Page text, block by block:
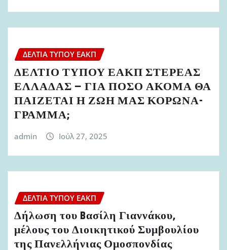
ΔΕΛΤΊΑ ΤΎΠΟΥ ΕΑΚΠ
ΔΕΛΤΙΟ ΤΥΠΟΥ ΕΑΚΠ ΣΤΕΡΕΑΣ
ΕΛΛΑΔΑΣ – ΓΙΑ ΠΟΣΟ ΑΚΟΜΑ ΘΑ
ΠΑΙΖΕΤΑΙ Η ΖΩΗ ΜΑΣ ΚΟΡΩΝΑ-
ΓΡΑΜΜΑ;
admin Ιούλ 27, 2025
ΔΕΛΤΊΑ ΤΎΠΟΥ ΕΑΚΠ
Δήλωση του Bασίλη Γιαννάκου,
μέλους του Διοικητικού Συμβουλίου
της Πανελλήνιας Ομοσπονδίας